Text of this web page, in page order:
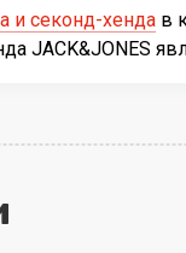
и секонд-хенда в
JACK&JONES